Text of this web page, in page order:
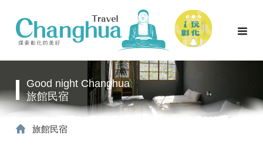
Good night Changhua
旅館民宿
旅館民宿